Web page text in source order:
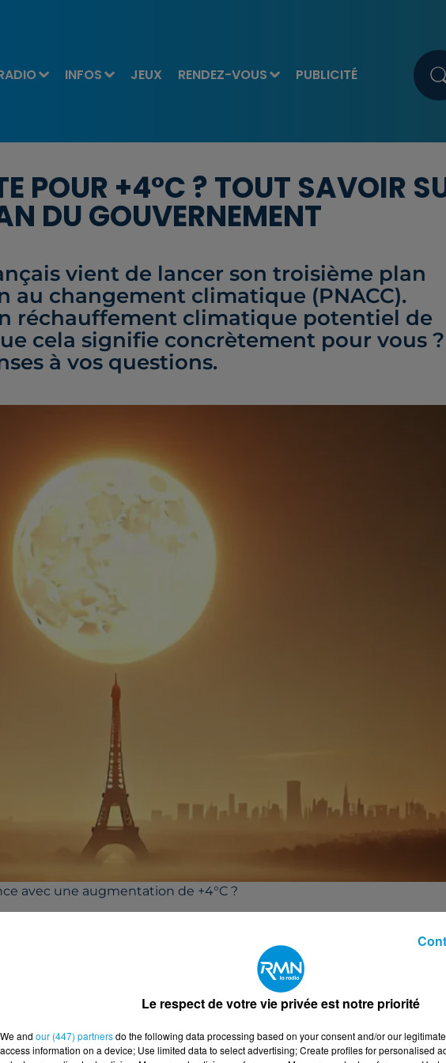
INFOS JEUX RENDEZ-VOUS PUBLICITÉ
POUR +4°C ? TOUT SAVOIR
DU GOUVERNEMENT
vient de lancer son troisième plan
au changement climatique (PNACC).
réchauffement climatique potentiel de
cela signifie concrètement pour vous ?
à vos questions.
avec une augmentation de +4°C ?
non ? Pourtant, cette augmentation pourrait avoir des
fréquentes, canicules extrêmes, agriculture
ces risques que le gouvernement lance ce nouveau
DE CE PLAN ?
de mesures concrètes, comme :
Le respect de votre vie privée est notre priorité
We and our (447) partnersdo the following data processing based on your consent and/or our
access information on a device; Use limited data to select advertising; Create profiles for personalised